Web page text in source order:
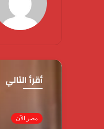
أقرأ التالي
مصر الآن